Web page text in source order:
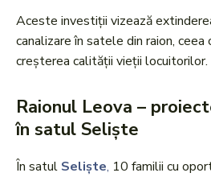
Aceste investiții vizează
canalizare în satele din raion, ceea
creșterea calității vieții locuitorilor.
Raionul Leova –
în satul Seliște
În satul Seliște, 10 familii cu